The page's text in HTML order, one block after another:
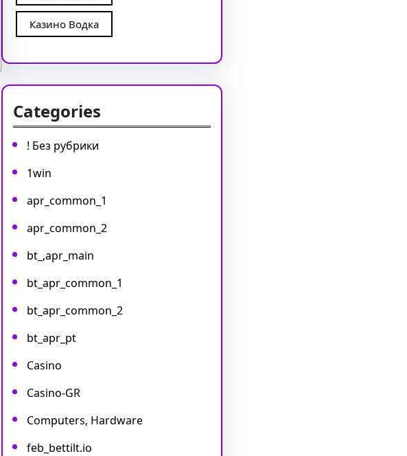
Казино Водка
Categories
! Без рубрики
1win
apr_common_1
apr_common_2
bt_,apr_main
bt_apr_common_1
bt_apr_common_2
bt_apr_pt
Casino
Casino-GR
Computers, Hardware
feb_bettilt.io